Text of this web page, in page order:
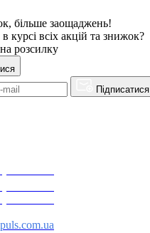
більше заощаджень!
курсі всіх акцій та знижок?
розсилку
Підписатися